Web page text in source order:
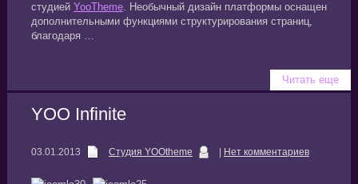
студией YooTheme. Необычный дизайн платформы оснащен
дополнительными функциями структурирования страниц,
благодаря …
Читать еще
YOO Infinite
03.01.2013 Студия YOOtheme Нет комментариев